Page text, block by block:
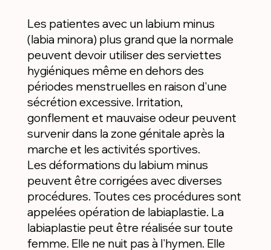
Les patientes avec un labium minus
(labia minora) plus grand que la normale
peuvent devoir utiliser des serviettes
hygiéniques même en dehors des
périodes menstruelles en raison d'une
sécrétion excessive. Irritation,
gonflement et mauvaise odeur peuvent
survenir dans la zone génitale après la
marche et les activités sportives.
Les déformations du labium minus
peuvent être corrigées avec diverses
procédures. Toutes ces procédures sont
appelées opération de labiaplastie. La
labiaplastie peut être réalisée sur toute
femme. Elle ne nuit pas à l'hymen. Elle